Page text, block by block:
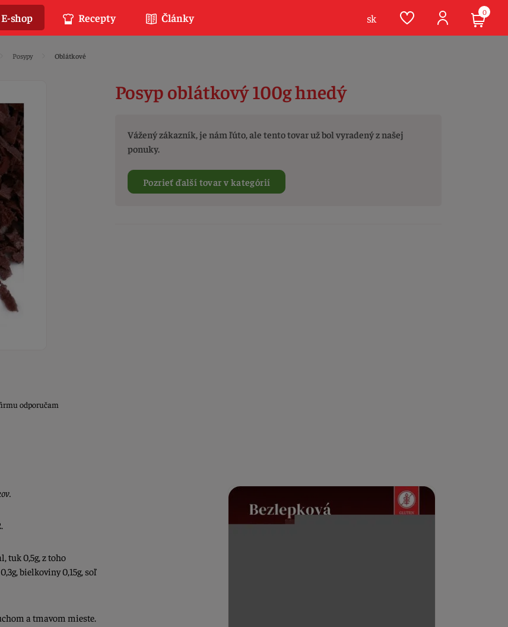
Posypy Oblátkové
odporučam
Posyp oblátkový 100g hnedý
Vážený zákazník, je nám ľúto, ale tento tovar už bol vyradený z našej
ponuky.
Pozrieť ďalší tovar v kategórií
tuk 0,5g, z toho
bielkoviny 0,15g, soľ
a tmavom mieste.
E-shop Recepty Články sk 0